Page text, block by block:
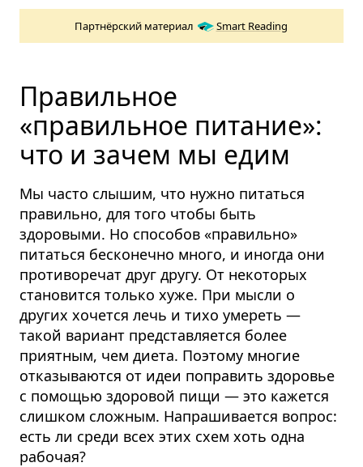
Партнёрский материал Smart Reading
Правильное
«правильное питание»:
что и зачем мы едим
Мы часто слышим, что нужно питаться
правильно, для того чтобы быть
здоровыми. Но способов «правильно»
питаться бесконечно много, и иногда они
противоречат друг другу. От некоторых
становится только хуже. При мысли о
других хочется лечь и тихо умереть —
такой вариант представляется более
приятным, чем диета. Поэтому многие
отказываются от идеи поправить здоровье
с помощью здоровой пищи — это кажется
слишком сложным. Напрашивается вопрос:
есть ли среди всех этих схем хоть одна
рабочая?